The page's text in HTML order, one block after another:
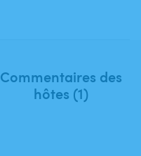
Commentaires des
hôtes (1)